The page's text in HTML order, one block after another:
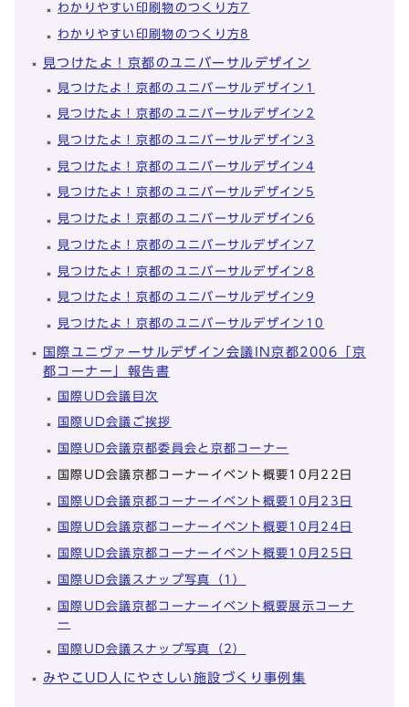
わかりやすい印刷物のつくり方7
わかりやすい印刷物のつくり方8
見つけたよ！京都のユニバーサルデザイン
見つけたよ！京都のユニバーサルデザイン1
見つけたよ！京都のユニバーサルデザイン2
見つけたよ！京都のユニバーサルデザイン3
見つけたよ！京都のユニバーサルデザイン4
見つけたよ！京都のユニバーサルデザイン5
見つけたよ！京都のユニバーサルデザイン6
見つけたよ！京都のユニバーサルデザイン7
見つけたよ！京都のユニバーサルデザイン8
見つけたよ！京都のユニバーサルデザイン9
見つけたよ！京都のユニバーサルデザイン10
国際ユニヴァーサルデザイン会議IN京都2006「京
都コーナー」報告書
国際UD会議目次
国際UD会議ご挨拶
国際UD会議京都委員会と京都コーナー
国際UD会議京都コーナーイベント概要10月22日
国際UD会議京都コーナーイベント概要10月23日
国際UD会議京都コーナーイベント概要10月24日
国際UD会議京都コーナーイベント概要10月25日
国際UD会議スナップ写真（1）
国際UD会議京都コーナーイベント概要展示コーナ
ー
国際UD会議スナップ写真（2）
みやこUD人にやさしい施設づくり事例集